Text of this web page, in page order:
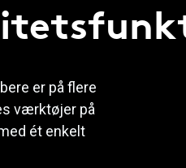
er på flere
værktøjer på
ét enkelt